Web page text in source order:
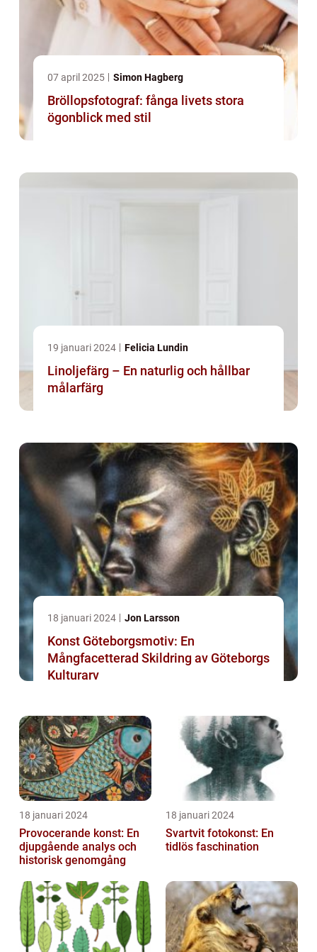
07 april 2025 Simon Hagberg
Bröllopsfotograf: fånga livets stora
ögonblick med stil
19 januari 2024 Felicia Lundin
Linoljefärg – En naturlig och hållbar
målarfärg
18 januari 2024 Jon Larsson
Konst Göteborgsmotiv: En
Mångfacetterad Skildring av Göteborgs
Kulturarv
18 januari 2024
Provocerande konst: En
djupgående analys och
historisk genomgång
18 januari 2024
Svartvit fotokonst: En
tidlös faschination